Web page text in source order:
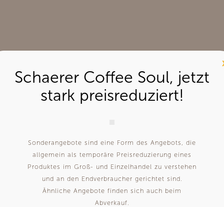
– Kaffee mit Profil
81
Shop
Service
Schaerer Coffee Soul, jetzt
stark preisreduziert!
Sonderangebote sind eine Form des Angebots, die
allgemein als temporäre Preisreduzierung eines
Produktes im Groß- und Einzelhandel zu verstehen
und an den Endverbraucher gerichtet sind.
Ähnliche Angebote finden sich auch beim
Abverkauf.